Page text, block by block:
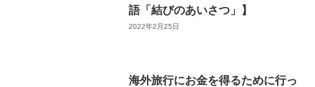
語「結びのあいさつ」】
2022年2月25日
海外旅行にお金を得るために行っ